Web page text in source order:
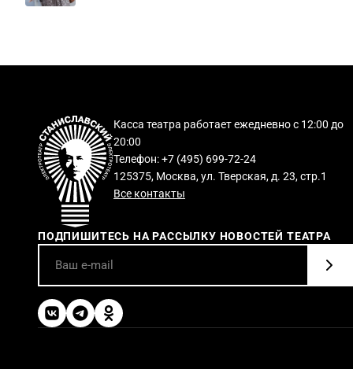
Касса театра работает ежедневно с 12:00 до
20:00
Телефон: +7 (495) 699-72-24
125375, Москва, ул. Тверская, д. 23, стр.1
Все контакты
ПОДПИШИТЕСЬ НА РАССЫЛКУ НОВОСТЕЙ ТЕАТРА